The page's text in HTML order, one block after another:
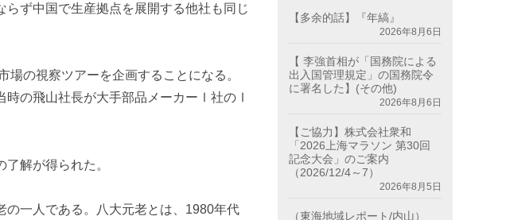
ず中国で生産拠点を展開する他社も同じ
の視察ツアーを企画することになる。
時の飛山社長が大手部品メーカーⅠ社のⅠ
解が得られた。
の一人である。八大元老とは、1980年代
【多余的話】『年縞』
2026年8月6日
【 李強首相が「国務院による
出入国管理規定」の国務院令
に署名した】(その他)
2026年8月6日
【ご協力】株式会社衆和
「2026上海マラソン 第30回
記念大会」のご案内
（2026/12/4～7）
2026年8月5日
（東海地域レポート/内山）